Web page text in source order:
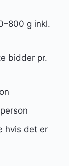
g inkl.
bidder pr.
hvis det er